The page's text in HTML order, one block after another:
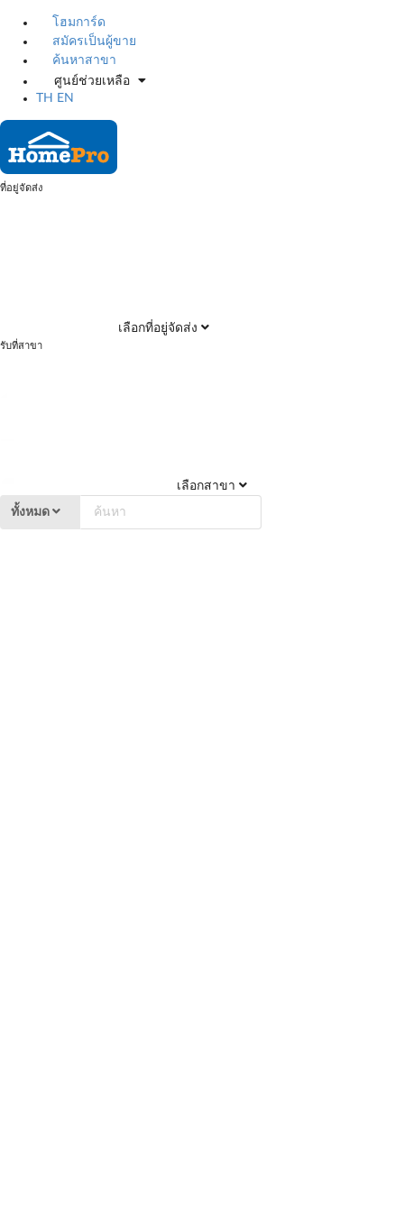
โฮมการ์ด
สมัครเป็นผู้ขาย
ค้นหาสาขา
ศูนย์ช่วยเหลือ
TH
EN
ที่อยู่จัดส่ง
เลือกที่อยู่จัดส่ง
รับที่สาขา
เลือกสาขา
ทั้งหมด